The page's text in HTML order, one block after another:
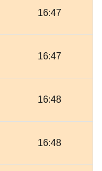
16:47
16:47
16:48
16:48